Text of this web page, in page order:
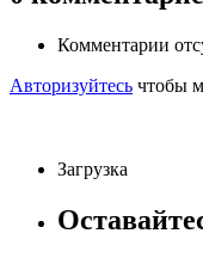
Комментарии
Авторизуйтесь чтобы
Загрузка